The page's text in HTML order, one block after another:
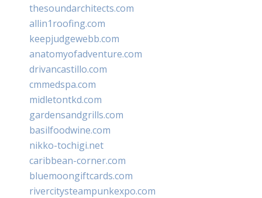
thesoundarchitects.com
allin1roofing.com
keepjudgewebb.com
anatomyofadventure.com
drivancastillo.com
cmmedspa.com
midletontkd.com
gardensandgrills.com
basilfoodwine.com
nikko-tochigi.net
caribbean-corner.com
bluemoongiftcards.com
rivercitysteampunkexpo.com